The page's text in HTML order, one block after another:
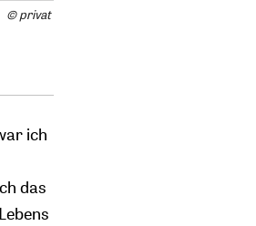
© privat
ich
das